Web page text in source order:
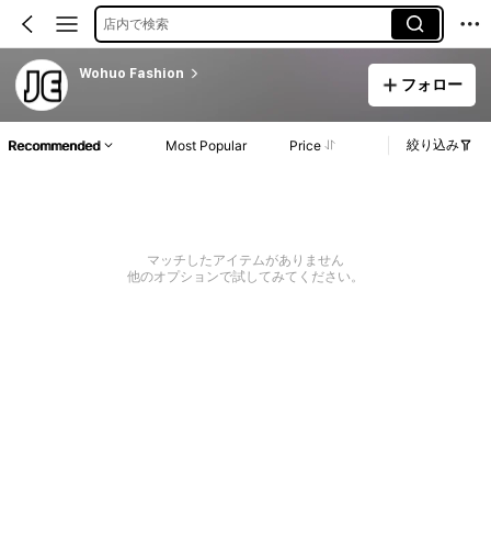
店内で検索
Wohuo Fashion
フォロー
Recommended Most Popular Price 絞り込み
マッチしたアイテムがありません
他のオプションで試してみてください。